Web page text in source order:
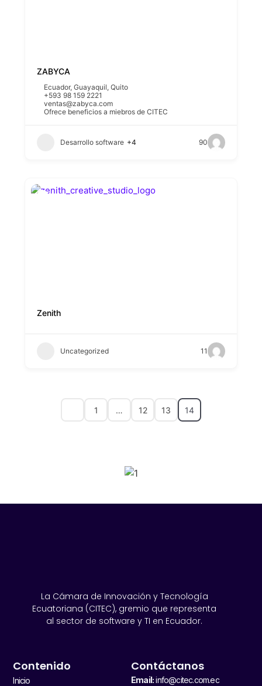
ZABYCA
Ecuador,Guayaquil,Quito
+593 98 159 2221
ventas@zabyca.com
Ofrece beneficios a miebros de CITEC
Desarrollo software +4 90
Zenith
Uncategorized 11
1 … 12 13 14
La Cámara de Innovación y Tecnología
Ecuatoriana (CITEC), gremio que representa
al sector de software y TI en Ecuador.
Contenido
Inicio
Contáctanos
Email:info@citec.com.ec